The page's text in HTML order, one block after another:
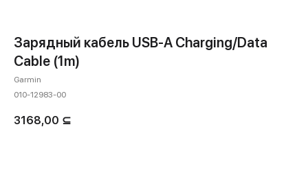
Зарядный кабель USB-A Charging/Data
Cable (1m)
Garmin
010-12983-00
3168,00 ⊆